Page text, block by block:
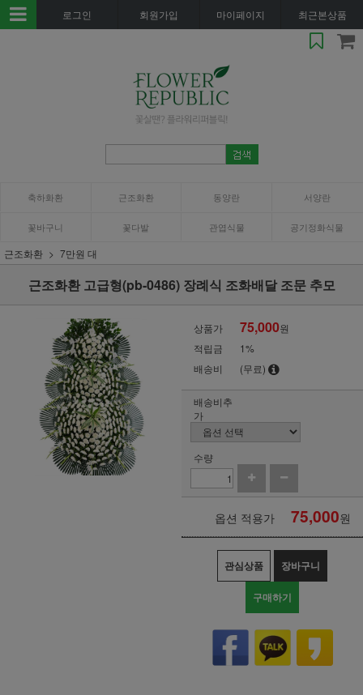
로그인 회원가입 마이페이지 최근본상품
축하화환 근조화환 동양란 서양란
꽃바구니 꽃다발 관엽식물 공기정화식물
근조화환 7만원 대
근조화환 고급형(pb-0486) 장례식 조화배달 조문 추모
상품가 75,000원
적립금
1%
배송비
(무료)
배송비추
가
수량
옵션 적용가 75,000원
관심상품 장바구니
구매하기